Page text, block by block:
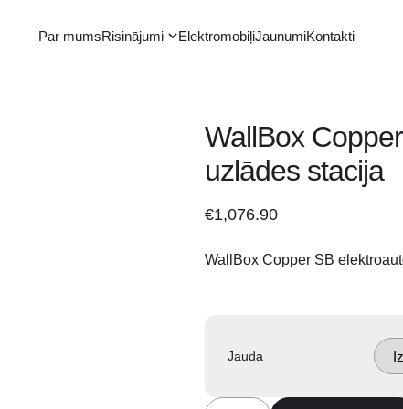
Par mumsRisinājumi ElektromobiļiJaunumiKontakti
WallBox
uzlādes stacija
€1,076.90
WallBox Copper SB
Jauda